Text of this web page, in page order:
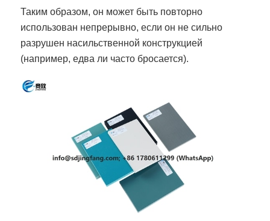
Таким образом, он может быть повторно
использован непрерывно, если он не сильно
разрушен насильственной конструкцией
(например, едва ли часто бросается).